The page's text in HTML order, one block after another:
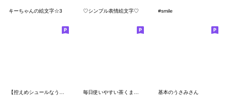
キーちゃんの絵文字☆3 ♡シンプル表情絵文字♡ #smile
【控えめシュールなうさたん】 毎日使いやすい茶くまのゆるかわな絵文字 基本のうさみさん